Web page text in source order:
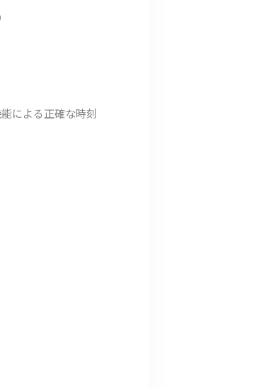
による正確な時刻